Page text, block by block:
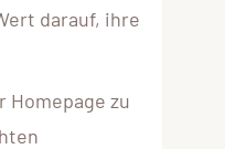
darauf, ihre
zu